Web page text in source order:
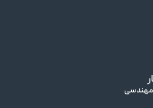
مهندسی